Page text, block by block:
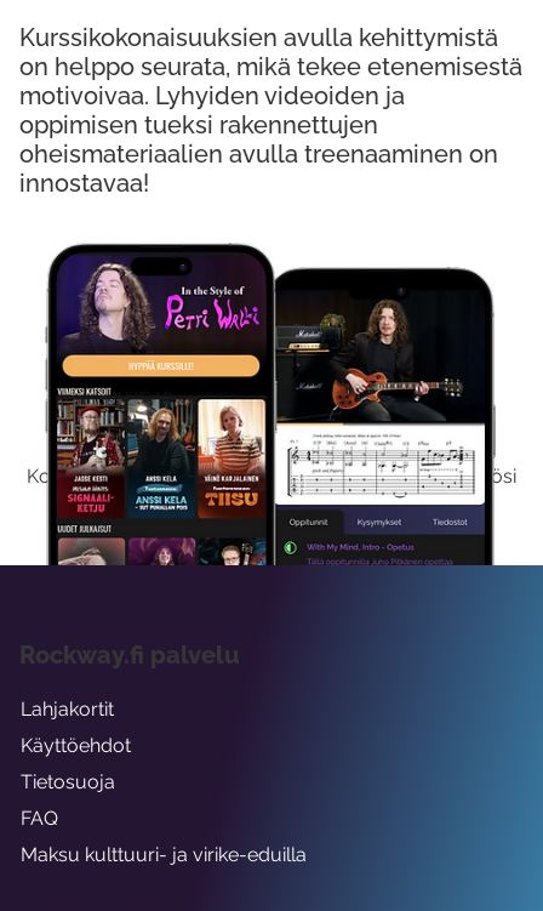
Kokeile Ilmaiseksi
Kokeilemalla ilmaiseksi saat koko sisältömme käyttöösi
viikon ajaksi.
Kurssikokonaisuuksien avulla kehittymistä
on helppo seurata, mikä tekee etenemisestä
motivoivaa. Lyhyiden videoiden ja
oppimisen tueksi rakennettujen
oheismateriaalien avulla treenaaminen on
innostavaa!
Rockway.fi palvelu
Lahjakortit
Käyttöehdot
Tietosuoja
FAQ
Maksu kulttuuri- ja virike-eduilla